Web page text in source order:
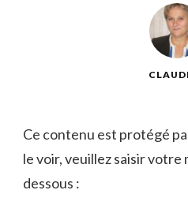
Ce contenu est protégé
le voir, veuillez saisir votre
dessous :